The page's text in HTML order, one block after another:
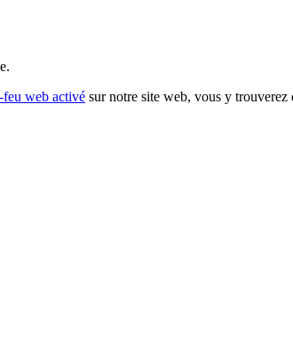
feu web activé sur notre site web, vous y trouverez